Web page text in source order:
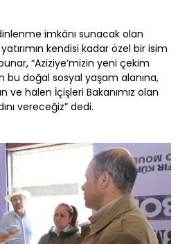
imkânı sunacak olan
kendisi kadar özel bir isim
“Aziziye’mizin yeni çekim
doğal sosyal yaşam alanına,
ve halen İçişleri Bakanımız olan
vereceğiz” dedi.